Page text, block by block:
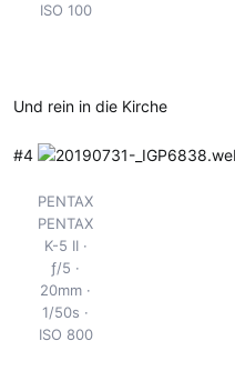
ISO 100
Und rein in die Kirche
#4
PENTAX
PENTAX
K-5 II
ƒ/5
20mm
1/50s
ISO 800